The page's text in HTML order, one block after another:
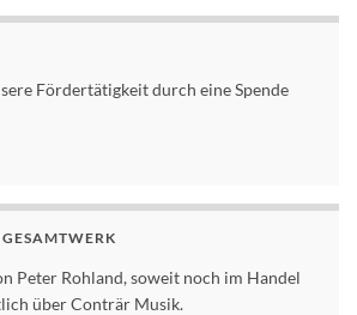
Fördertätigkeit durch eine Spende
Peter Rohland, soweit noch im Handel
über Conträr Musik.